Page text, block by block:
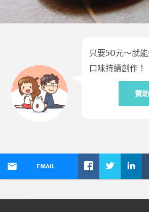
只要50元～就
口味持續創作！
贊
EMAIL